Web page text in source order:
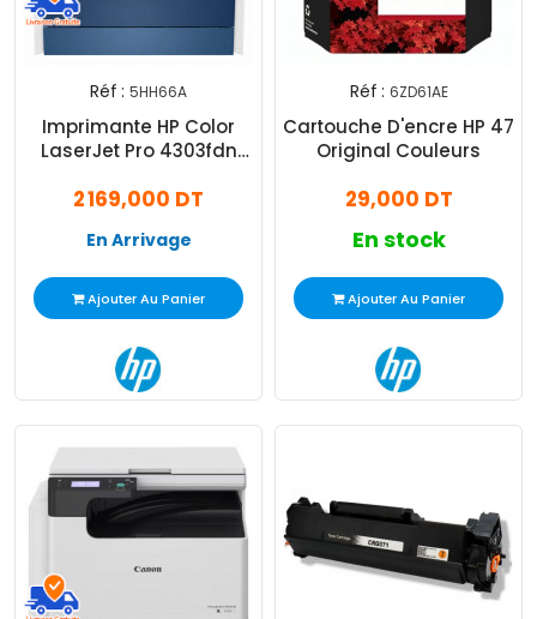
Réf : 5HH66A
Imprimante HP Color
LaserJet Pro 4303fdn
2 169,000 DT
En Arrivage
Ajouter Au Panier
Réf : 6ZD61AE
Cartouche D'encre HP 47
Original Couleurs
29,000 DT
En stock
Ajouter Au Panier